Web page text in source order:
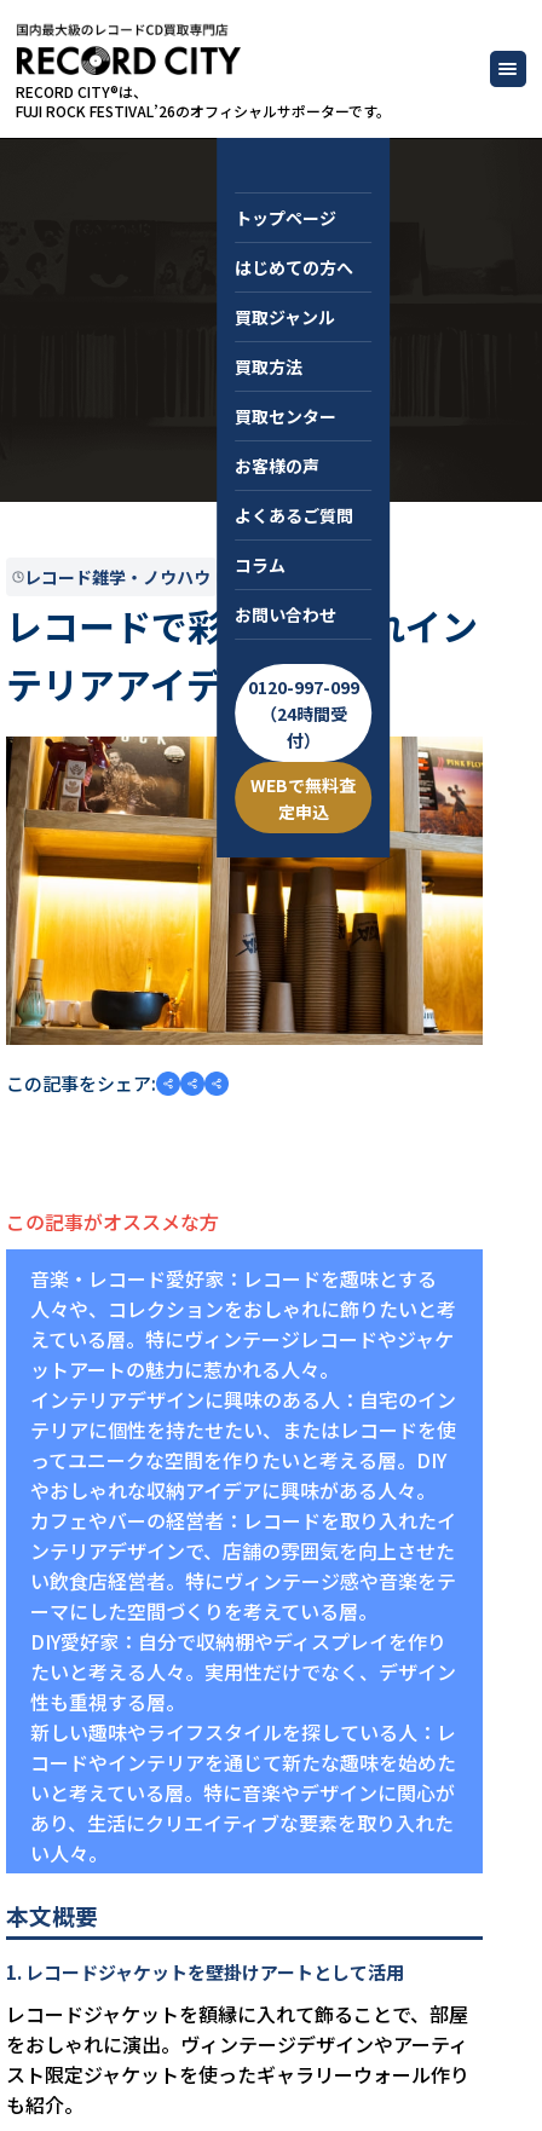
RECORD CITY®は、
FUJI ROCK FESTIVAL’26のオフィシャルサポーターです。
トップページ
はじめての方へ
買取ジャンル
買取方法
買取センター
お客様の声
よくあるご質問
コラム
お問い合わせ
0120-997-099
（24時間受
付）
WEBで無料査
定申込
コラム
レコード雑学・ノウハウ 2024.12.30
レコードで彩るおしゃれイン
テリアアイデア5選
この記事をシェア:
この記事がオススメな方
音楽・レコード愛好家：レコードを趣味とする
人々や、コレクションをおしゃれに飾りたいと考
えている層。特にヴィンテージレコードやジャケ
ットアートの魅力に惹かれる人々。
インテリアデザインに興味のある人：自宅のイン
テリアに個性を持たせたい、またはレコードを使
ってユニークな空間を作りたいと考える層。DIY
やおしゃれな収納アイデアに興味がある人々。
カフェやバーの経営者：レコードを取り入れたイ
ンテリアデザインで、店舗の雰囲気を向上させた
い飲食店経営者。特にヴィンテージ感や音楽をテ
ーマにした空間づくりを考えている層。
DIY愛好家：自分で収納棚やディスプレイを作り
たいと考える人々。実用性だけでなく、デザイン
性も重視する層。
新しい趣味やライフスタイルを探している人：レ
コードやインテリアを通じて新たな趣味を始めた
いと考えている層。特に音楽やデザインに関心が
あり、生活にクリエイティブな要素を取り入れた
い人々。
本文概要
1. レコードジャケットを壁掛けアートとして活用
レコードジャケットを額縁に入れて飾ることで、部屋
をおしゃれに演出。ヴィンテージデザインやアーティ
スト限定ジャケットを使ったギャラリーウォール作り
も紹介。